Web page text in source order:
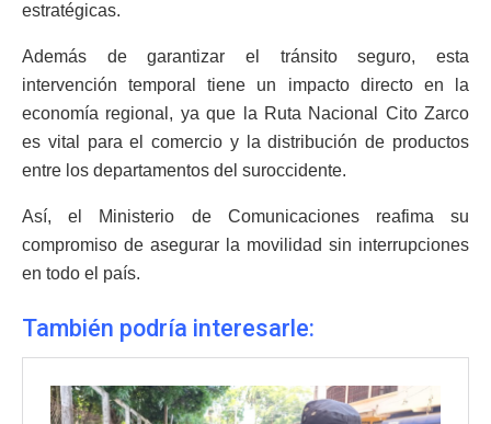
estratégicas.
Además de garantizar el tránsito seguro, esta
intervención temporal tiene un impacto directo en la
economía regional, ya que la Ruta Nacional Cito Zarco
es vital para el comercio y la distribución de productos
entre los departamentos del suroccidente.
Así, el Ministerio de Comunicaciones reafima su
compromiso de asegurar la movilidad sin interrupciones
en todo el país.
También podría interesarle: